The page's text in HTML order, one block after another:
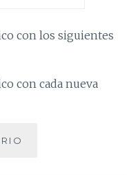
con los siguientes
con cada nueva